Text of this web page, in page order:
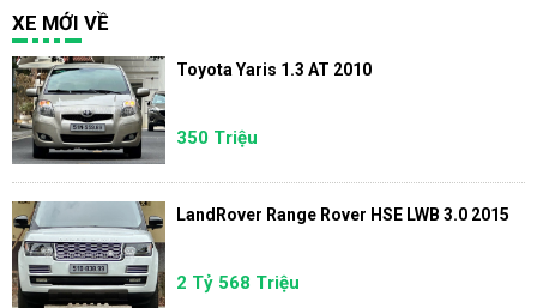
XE MỚI VỀ
Toyota Yaris 1.3 AT 2010
350 Triệu
LandRover Range Rover HSE LWB 3.0 2015
2 Tỷ 568 Triệu